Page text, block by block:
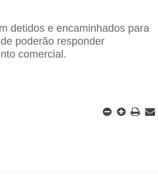
detidos e encaminhados para
poderão responder
comercial.